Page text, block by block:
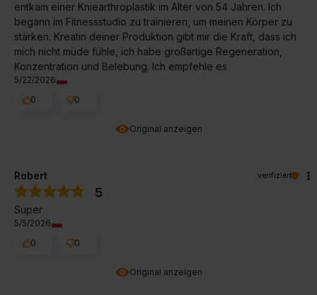
Original anzeigen
entkam einer Kniearthroplastik im Alter von 54 Jahren. Ich
begann im Fitnessstudio zu trainieren, um meinen Körper zu
stärken. Kreatin deiner Produktion gibt mir die Kraft, dass ich
mich nicht müde fühle, ich habe großartige Regeneration,
Konzentration und Belebung. Ich empfehle es
5/22/2026
0
0
Original anzeigen
Robert verifiziert
5
Super
5/5/2026
0
0